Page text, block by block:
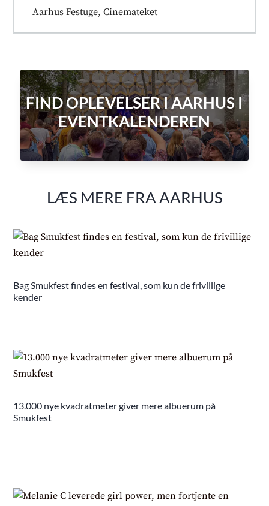
Aarhus Festuge,Cinemateket
FIND OPLEVELSER I AARHUS I
EVENTKALENDEREN
LÆS MERE FRA AARHUS
Bag Smukfest findes en festival, som kun de frivillige
kender
13.000 nye kvadratmeter giver mere albuerum på
Smukfest